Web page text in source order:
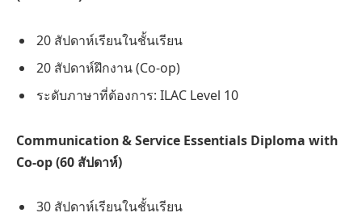
20 สัปดาห์เรียนในชั้นเรียน
20 สัปดาห์ฝึกงาน (Co-op)
ระดับภาษาที่ต้องการ: ILAC Level 10
Communication & Service Essentials Diploma with
Co-op (60 สัปดาห์)
30 สัปดาห์เรียนในชั้นเรียน